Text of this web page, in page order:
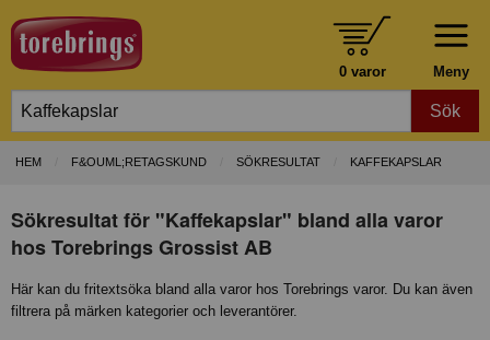
Meny
0 varor
Sök
HEM F&OUML;RETAGSKUND SÖKRESULTAT KAFFEKAPSLAR
Sökresultat för "Kaffekapslar" bland alla varor
hos Torebrings Grossist AB
Här kan du fritextsöka bland alla varor hos Torebrings varor. Du kan även
filtrera på märken kategorier och leverantörer.